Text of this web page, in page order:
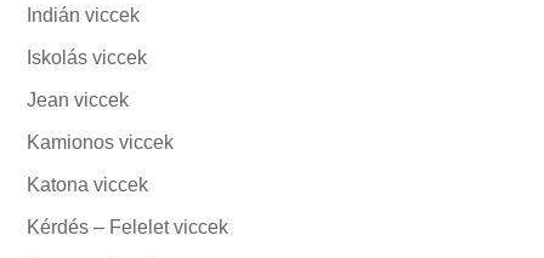
Indián viccek
Iskolás viccek
Jean viccek
Kamionos viccek
Katona viccek
Kérdés – Felelet viccek